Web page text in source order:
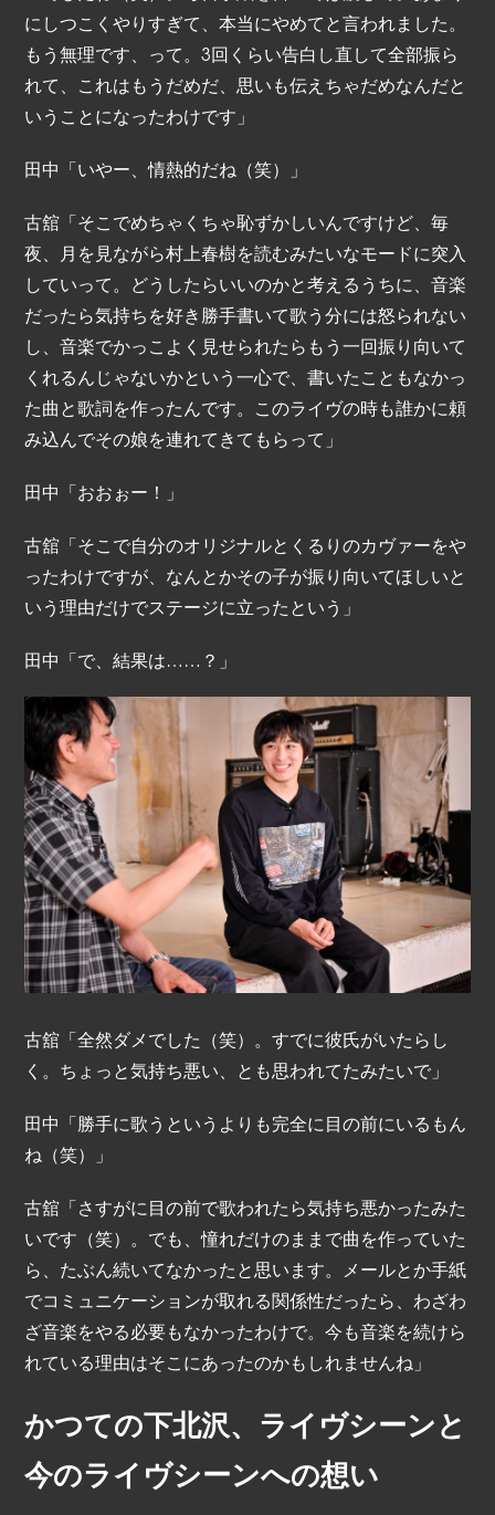
にしつこくやりすぎて、本当にやめてと言われました。
もう無理です、って。3回くらい告白し直して全部振ら
れて、これはもうだめだ、思いも伝えちゃだめなんだと
いうことになったわけです」
田中「いやー、情熱的だね（笑）」
古舘「そこでめちゃくちゃ恥ずかしいんですけど、毎
夜、月を見ながら村上春樹を読むみたいなモードに突入
していって。どうしたらいいのかと考えるうちに、音楽
だったら気持ちを好き勝手書いて歌う分には怒られない
し、音楽でかっこよく見せられたらもう一回振り向いて
くれるんじゃないかという一心で、書いたこともなかっ
た曲と歌詞を作ったんです。このライヴの時も誰かに頼
み込んでその娘を連れてきてもらって」
田中「おおぉー！」
古舘「そこで自分のオリジナルとくるりのカヴァーをや
ったわけですが、なんとかその子が振り向いてほしいと
いう理由だけでステージに立ったという」
田中「で、結果は……？」
古舘「全然ダメでした（笑）。すでに彼氏がいたらし
く。ちょっと気持ち悪い、とも思われてたみたいで」
田中「勝手に歌うというよりも完全に目の前にいるもん
ね（笑）」
古舘「さすがに目の前で歌われたら気持ち悪かったみた
いです（笑）。でも、憧れだけのままで曲を作っていた
ら、たぶん続いてなかったと思います。メールとか手紙
でコミュニケーションが取れる関係性だったら、わざわ
ざ音楽をやる必要もなかったわけで。今も音楽を続けら
れている理由はそこにあったのかもしれませんね」
かつての下北沢、ライヴシーンと
今のライヴシーンへの想い